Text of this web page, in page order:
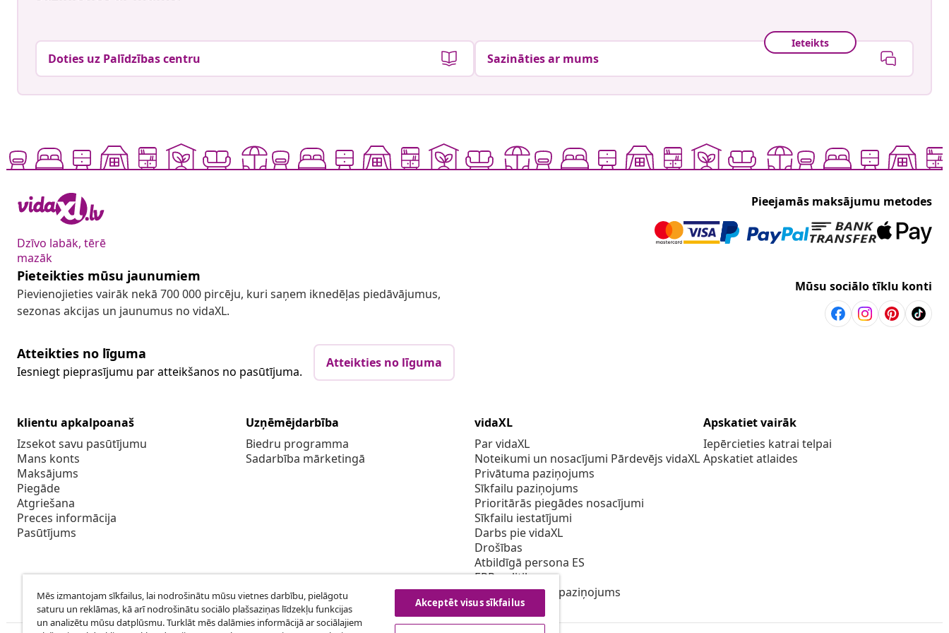
Doties uz Palīdzības centru
Ieteikts
Sazināties ar mums
Dzīvo labāk, tērē
mazāk
Pieejamās maksājumu metodes
Pieteikties mūsu jaunumiem
Pievienojieties vairāk nekā 700 000 pircēju, kuri saņem iknedēļas piedāvājumus,
sezonas akcijas un jaunumus no vidaXL.
Mūsu sociālo tīklu konti
Atteikties no līguma
Iesniegt pieprasījumu par atteikšanos no pasūtījuma.
Atteikties no līguma
klientu apkalpoanaš
Izsekot savu pasūtījumu
Mans konts
Maksājums
Piegāde
Atgriešana
Preces informācija
Pasūtījums
Uzņēmējdarbība
Biedru programma
Sadarbība mārketingā
vidaXL
Par vidaXL
Noteikumi un nosacījumi Pārdevējs vidaXL
Privātuma paziņojums
Sīkfailu paziņojums
Prioritārās piegādes nosacījumi
Sīkfailu iestatījumi
Darbs pie vidaXL
Drošības
Atbildīgā persona ES
EPR politiku
Piekļūstamības paziņojums
Apskatiet vairāk
Iepērcieties katrai telpai
Apskatiet atlaides
Mēs izmantojam sīkfailus, lai nodrošinātu mūsu vietnes darbību, pielāgotu
saturu un reklāmas, kā arī nodrošinātu sociālo plašsaziņas līdzekļu funkcijas
un analizētu mūsu datplūsmu. Turklāt mēs dalāmies informācijā ar sociālajiem
Akceptēt visus sīkfailus